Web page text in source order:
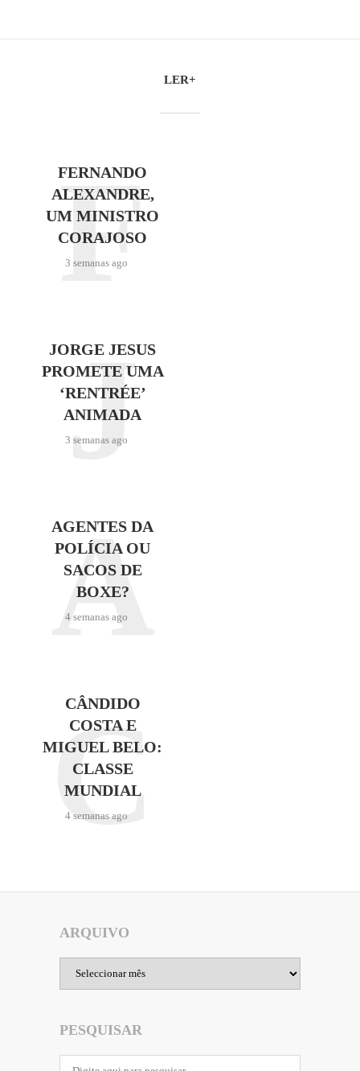
LER+
FERNANDO
ALEXANDRE,
UM MINISTRO
CORAJOSO
3 semanas ago
F
JORGE JESUS
PROMETE UMA
‘RENTRÉE’
ANIMADA
3 semanas ago
J
AGENTES DA
POLÍCIA OU
SACOS DE
BOXE?
4 semanas ago
A
CÂNDIDO
COSTA E
MIGUEL BELO:
CLASSE
MUNDIAL
4 semanas ago
C
ARQUIVO
PESQUISAR